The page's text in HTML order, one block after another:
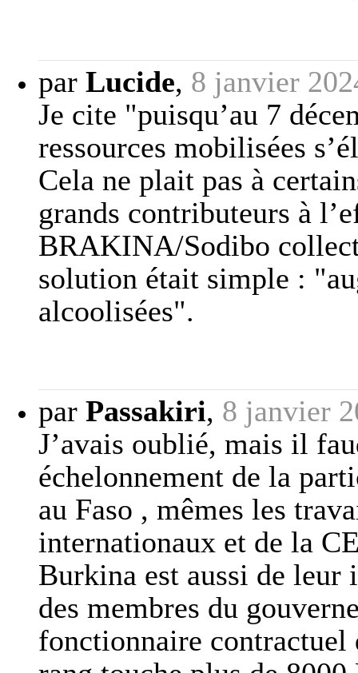
par Lucide, 8 janvier
Je cite "puisqu’au 7
ressources mobilisées
Cela ne plait pas à
grands contributeurs à
BRAKINA/Sodibo
solution était simple :
alcoolisées".
par Passakiri, 8 janvier
J’avais oublié, mais il
échelonnement de la
au Faso , mêmes les
internationaux et de la
Burkina est aussi de leur
des membres du
fonctionnaire